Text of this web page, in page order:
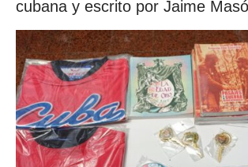
cubana y escrito por Jaime